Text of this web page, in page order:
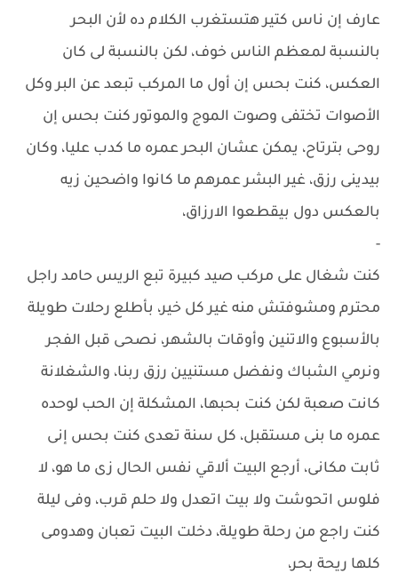
عارف إن ناس كتير هتستغرب الكلام ده لأن البحر
بالنسبة لمعظم الناس خوف، لكن بالنسبة لى كان
العكس، كنت بحس إن أول ما المركب تبعد عن البر وكل
الأصوات تختفى وصوت الموج والموتور كنت بحس إن
روحى بترتاح، يمكن عشان البحر عمره ما كدب عليا، وكان
بيدينى رزق، غير البشر عمرهم ما كانوا واضحين زيه
بالعكس دول بيقطعوا الارزاق،
-
كنت شغال على مركب صيد كبيرة تبع الريس حامد راجل
محترم ومشوفتش منه غير كل خير، بأطلع رحلات طويلة
بالأسبوع والاتنين وأوقات بالشهر، نصحى قبل الفجر
ونرمي الشباك ونفضل مستنيين رزق ربنا، والشغلانة
كانت صعبة لكن كنت بحبها، المشكلة إن الحب لوحده
عمره ما بنى مستقبل، كل سنة تعدى كنت بحس إنى
ثابت مكانى، أرجع البيت ألاقي نفس الحال زى ما هو، لا
فلوس اتحوشت ولا بيت اتعدل ولا حلم قرب، وفى ليلة
كنت راجع من رحلة طويلة، دخلت البيت تعبان وهدومى
كلها ريحة بحر،